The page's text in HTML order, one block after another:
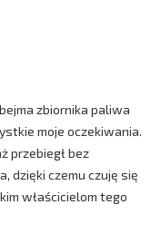
zbiornika paliwa
moje oczekiwania.
przebiegł bez
dzięki czemu czuję się
właścicielom tego